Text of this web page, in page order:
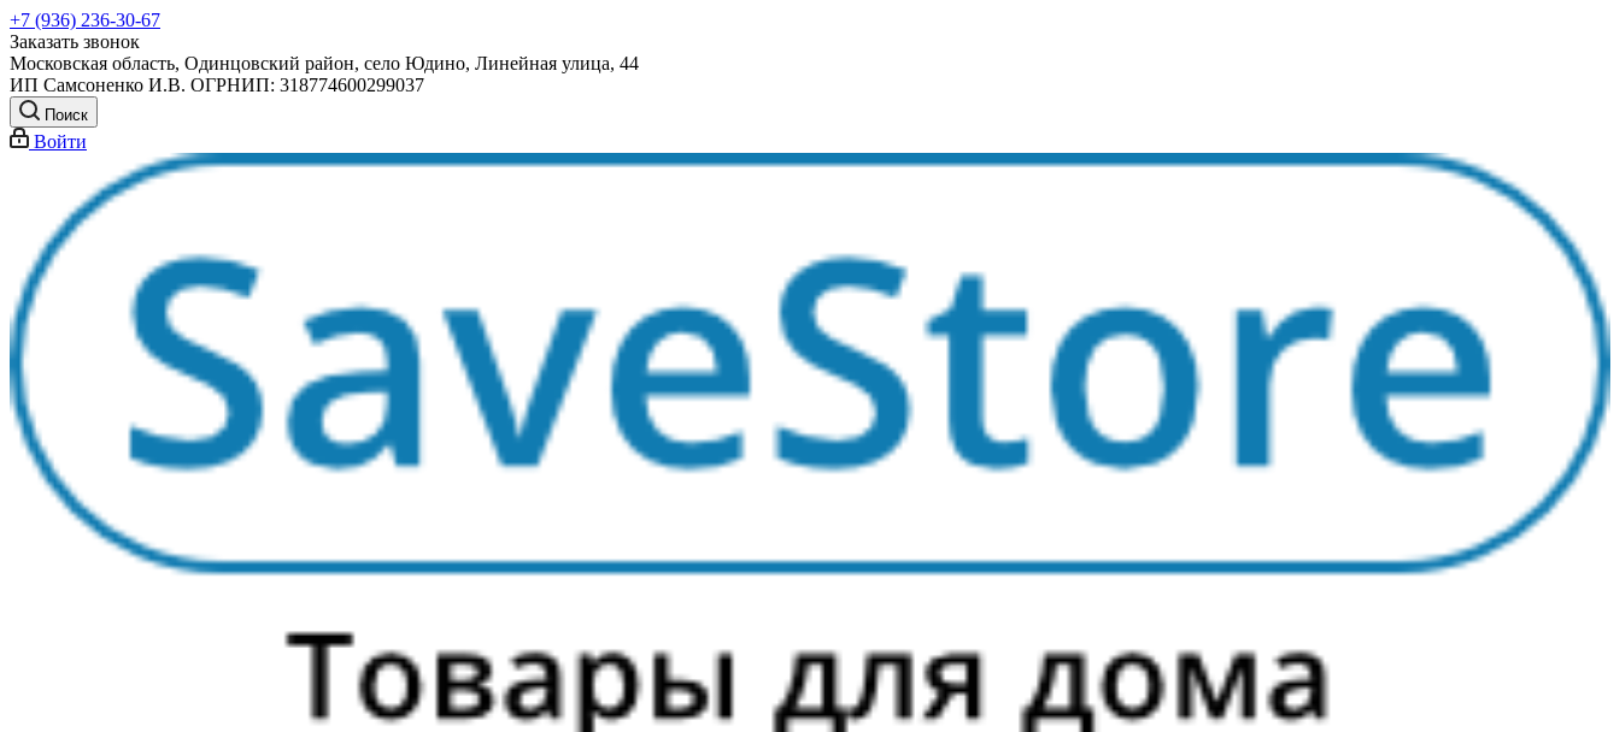
+7 (936) 236-30-67
Заказать звонок
Московская область, Одинцовский район, село Юдино, Линейная улица, 44
ИП Самсоненко И.В. ОГРНИП: 318774600299037
Поиск
Войти